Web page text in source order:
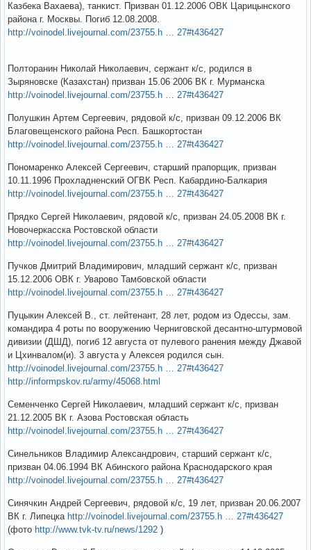
Казбека Вахаева), танкист. Призван 01.12.2006 ОВК Царицынского
района г. Москвы. Погиб 12.08.2008.
http://voinodel.livejournal.com/23755.h … 27#t436427
Полторанин Николай Николаевич, сержант к/с, родился в
Зыряновске (Казахстан) призван 15.06 2006 ВК г. Мурманска
http://voinodel.livejournal.com/23755.h … 27#t436427
Полушкин Артем Сергеевич, рядовой к/с, призван 09.12.2006 ВК
Благовещенского района Респ. Башкортостан
http://voinodel.livejournal.com/23755.h … 27#t436427
Пономаренко Алексей Сергеевич, старший прапорщик, призван
10.11.1996 Прохладненский ОГВК Респ. Кабардино-Балкария
http://voinodel.livejournal.com/23755.h … 27#t436427
Прядко Сергей Николаевич, рядовой к/с, призван 24.05.2008 ВК г.
Новочеркасска Ростовской области
http://voinodel.livejournal.com/23755.h … 27#t436427
Пучков Дмитрий Владимирович, младший сержант к/с, призван
15.12.2006 ОВК г. Уварово Тамбовской области
http://voinodel.livejournal.com/23755.h … 27#t436427
Пуцыкин Алексей В., ст. лейтенант, 28 лет, родом из Одессы, зам.
командира 4 роты по вооружению Черниговской десантно-штурмовой
дивизии (ДШД), погиб 12 августа от пулевого ранения между Джавой
и Цхинвалом(и). 3 августа у Алексея родился сын.
http://voinodel.livejournal.com/23755.h … 27#t436427
http://informpskov.ru/army/45068.html
Семенченко Сергей Николаевич, младший сержант к/с, призван
21.12.2005 ВК г. Азова Ростовская область
http://voinodel.livejournal.com/23755.h … 27#t436427
Синельников Владимир Александрович, старший сержант к/с,
призван 04.06.1994 ВК Абинского района Краснодарского края
http://voinodel.livejournal.com/23755.h … 27#t436427
Синячкин Андрей Сергеевич, рядовой к/с, 19 лет, призван 20.06.2007
ВК г. Липецка http://voinodel.livejournal.com/23755.h … 27#t436427
(фото http://www.tvk-tv.ru/news/1292 )